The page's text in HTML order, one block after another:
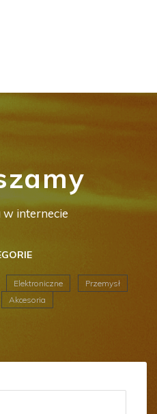
w internecie
Elektroniczne
Przemysł
Akcesoria